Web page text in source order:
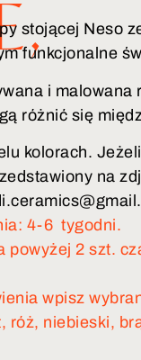
,
stojącej Neso
funkcjonalne
i malowana
różnić się
kolorach. Jeżeli
na
4-6 tygodni.
powyżej 2 szt.
wpisz
róż, niebieski,